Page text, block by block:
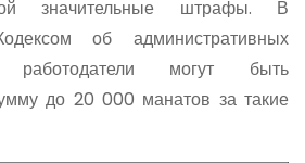
значительные штрафы. В
об административных
работодатели могут быть
до 20 000 манатов за такие